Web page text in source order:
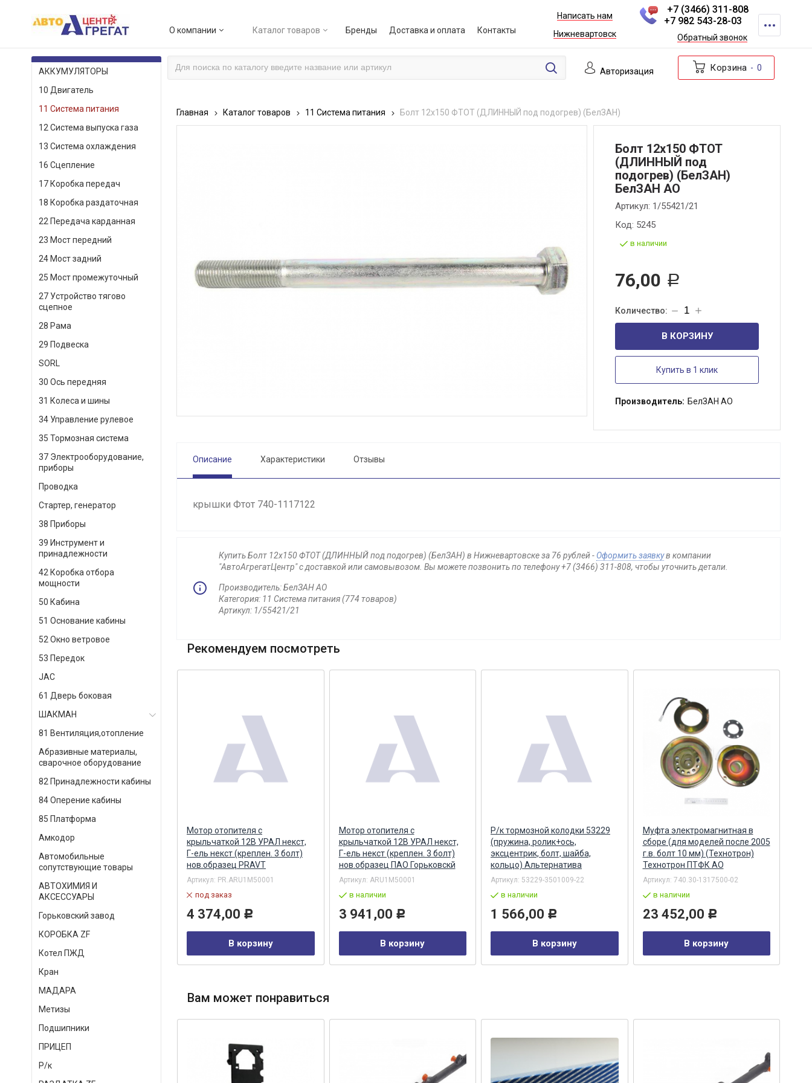
О компании Каталог товаров Бренды Доставка и оплата Контакты
Написать нам
Нижневартовск
+7 (3466) 311-808
+7 982 543-28-03
Обратный звонок
КАТАЛОГ ТОВАРОВ Авторизация Корзина 0
АККУМУЛЯТОРЫ
10 Двигатель
11 Система питания
12 Система выпуска газа
13 Система охлаждения
16 Сцепление
17 Коробка передач
18 Коробка раздаточная
22 Передача карданная
23 Мост передний
24 Мост задний
25 Мост промежуточный
27 Устройство тягово
сцепное
28 Рама
29 Подвеска
SORL
30 Ось передняя
31 Колеса и шины
34 Управление рулевое
35 Тормозная система
37 Электрооборудование,
приборы
Проводка
Стартер, генератор
38 Приборы
39 Инструмент и
принадлежности
42 Коробка отбора
мощности
50 Кабина
51 Основание кабины
52 Окно ветровое
53 Передок
JAC
61 Дверь боковая
ШАКМАН
81 Вентиляция,отопление
Абразивные материалы,
сварочное оборудование
82 Принадлежности кабины
84 Оперение кабины
85 Платформа
Амкодор
Автомобильные
сопутствующие товары
АВТОХИМИЯ И
АКСЕССУАРЫ
Горьковский завод
КОРОБКА ZF
Котел ПЖД
Кран
МАДАРА
Метизы
Подшипники
ПРИЦЕП
Р/к
Главная Каталог товаров 11 Система питания Болт 12х150 ФТОТ (ДЛИННЫЙ под подогрев) (БелЗАН)
Болт 12х150 ФТОТ
(ДЛИННЫЙ под
подогрев) (БелЗАН)
БелЗАН АО
Артикул: 1/55421/21
Код: 5245
в наличии
76,00 Р
В КОРЗИНУ
Купить в 1 клик
Производитель: БелЗАН АО
Описание Характеристики Отзывы
крышки Фтот 740-1117122
Купить Болт 12х150 ФТОТ (ДЛИННЫЙ под подогрев) (БелЗАН) в Нижневартовске за 76 рублей - Оформить заявкув компании
"АвтоАгрегатЦентр" с доставкой или самовывозом. Вы можете позвонить по телефону +7 (3466) 311-808, чтобы уточнить детали.
Производитель: БелЗАН АО
Категория: 11 Система питания (774 товаров)
Артикул: 1/55421/21
Рекомендуем посмотреть
сборе (для моделей до 2005
г.в. болт 12 мм) (Технотрон)
Технотрон ПТФК АО
в наличии
25 167,00 Р
Мотор отопителя с
крыльчаткой 12В УРАЛ некст,
Г-ель некст (креплен. 3 болт)
нов.образец PRAVT
Артикул: PR.ARU1M50001
под заказ
4 374,00 Р
В корзину
Мотор отопителя с
крыльчаткой 12В УРАЛ некст,
Г-ель некст (креплен. 3 болт)
нов.образец ПАО Горьковскй
Артикул: ARU1M50001
в наличии
3 941,00 Р
В корзину
Р/к тормозной колодки 53229
(пружина, ролик+ось,
эксцентрик, болт, шайба,
кольцо) Альтернатива
Артикул: 53229-3501009-22
в наличии
1 566,00 Р
В корзину
Муфта электромагнитная в
сборе (для моделей после 2005
г.в. болт 10 мм) (Технотрон)
Технотрон ПТФК АО
Артикул: 740.30-1317500-02
в наличии
23 452,00 Р
В корзину
Вам может понравиться